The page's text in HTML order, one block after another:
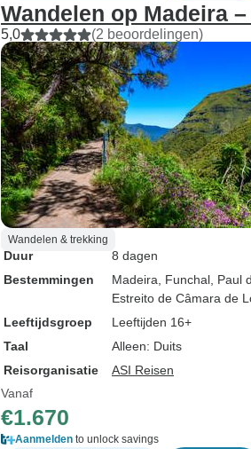
Wandelen op Madeira
5,0 (2 beoordelingen)
Wandelen & trekking
Duur
8 dagen
Bestemmingen
Madeira , Funchal , Paul
Estreito de Câmara de
Leeftijdsgroep
Leeftijden 16+
Taal
Alleen: Duits
Reisorganisatie
ASI Reisen
Vanaf
€1.670
Aanmelden to unlock savings